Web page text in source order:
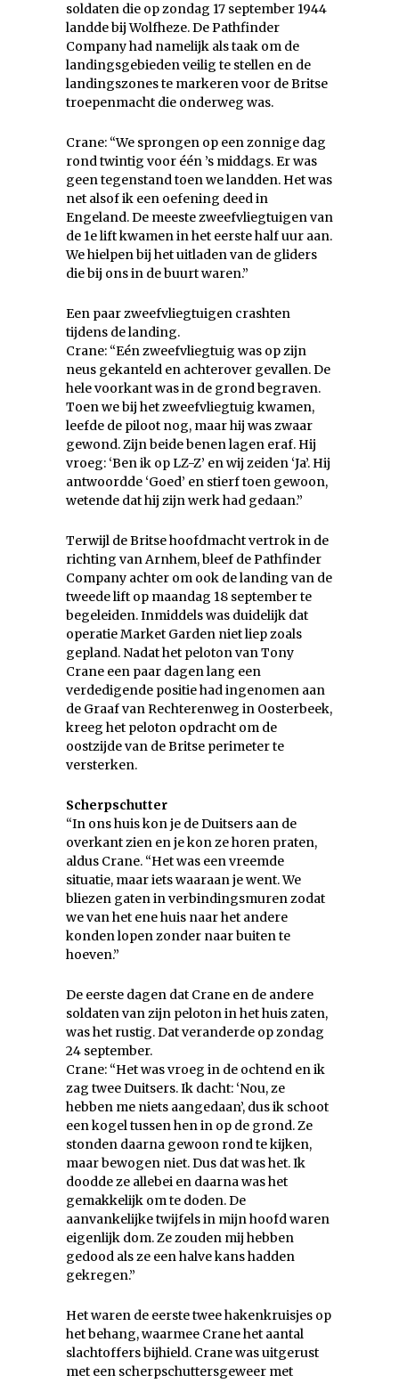
soldaten die op zondag 17 september 1944
landde bij Wolfheze. De Pathfinder
Company had namelijk als taak om de
landingsgebieden veilig te stellen en de
landingszones te markeren voor de Britse
troepenmacht die onderweg was.
Crane: “We sprongen op een zonnige dag
rond twintig voor één ’s middags. Er was
geen tegenstand toen we landden. Het was
net alsof ik een oefening deed in
Engeland. De meeste zweefvliegtuigen van
de 1e lift kwamen in het eerste half uur aan.
We hielpen bij het uitladen van de gliders
die bij ons in de buurt waren.”
Een paar zweefvliegtuigen crashten
tijdens de landing.
Crane: “Eén zweefvliegtuig was op zijn
neus gekanteld en achterover gevallen. De
hele voorkant was in de grond begraven.
Toen we bij het zweefvliegtuig kwamen,
leefde de piloot nog, maar hij was zwaar
gewond. Zijn beide benen lagen eraf. Hij
vroeg: ‘Ben ik op LZ-Z’ en wij zeiden ‘Ja’. Hij
antwoordde ‘Goed’ en stierf toen gewoon,
wetende dat hij zijn werk had gedaan.”
Terwijl de Britse hoofdmacht vertrok in de
richting van Arnhem, bleef de Pathfinder
Company achter om ook de landing van de
tweede lift op maandag 18 september te
begeleiden. Inmiddels was duidelijk dat
operatie Market Garden niet liep zoals
gepland. Nadat het peloton van Tony
Crane een paar dagen lang een
verdedigende positie had ingenomen aan
de Graaf van Rechterenweg in Oosterbeek,
kreeg het peloton opdracht om de
oostzijde van de Britse perimeter te
versterken.
Scherpschutter
“In ons huis kon je de Duitsers aan de
overkant zien en je kon ze horen praten,
aldus Crane. “Het was een vreemde
situatie, maar iets waaraan je went. We
bliezen gaten in verbindingsmuren zodat
we van het ene huis naar het andere
konden lopen zonder naar buiten te
hoeven.”
De eerste dagen dat Crane en de andere
soldaten van zijn peloton in het huis zaten,
was het rustig. Dat veranderde op zondag
24 september.
Crane: “Het was vroeg in de ochtend en ik
zag twee Duitsers. Ik dacht: ‘Nou, ze
hebben me niets aangedaan’, dus ik schoot
een kogel tussen hen in op de grond. Ze
stonden daarna gewoon rond te kijken,
maar bewogen niet. Dus dat was het. Ik
doodde ze allebei en daarna was het
gemakkelijk om te doden. De
aanvankelijke twijfels in mijn hoofd waren
eigenlijk dom. Ze zouden mij hebben
gedood als ze een halve kans hadden
gekregen.”
Het waren de eerste twee hakenkruisjes op
het behang, waarmee Crane het aantal
slachtoffers bijhield. Crane was uitgerust
met een scherpschuttersgeweer met